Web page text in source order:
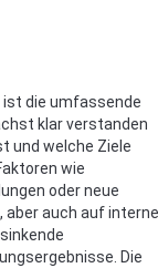
die umfassende
klar verstanden
und welche Ziele
wie
oder neue
auch auf interne
Die